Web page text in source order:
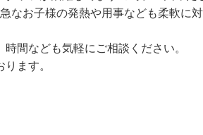
ませんので、家庭と仕事の両立もで
急なお子様の発熱や用事なども柔軟に